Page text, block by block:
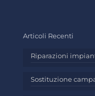
Articoli Recenti
Riparazioni
Sostituzione